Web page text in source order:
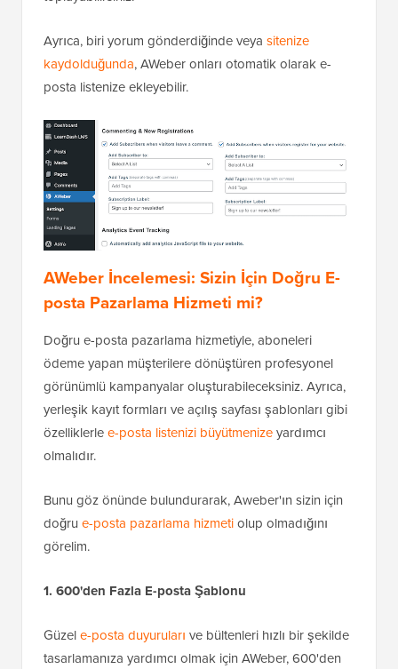
Ayrıca, biri yorum gönderdiğinde veya sitenize
kaydolduğunda, AWeber onları otomatik olarak e-
posta listenize ekleyebilir.
AWeber İncelemesi: Sizin İçin Doğru E-
posta Pazarlama Hizmeti mi?
Doğru e-posta pazarlama hizmetiyle, aboneleri
ödeme yapan müşterilere dönüştüren profesyonel
görünümlü kampanyalar oluşturabileceksiniz. Ayrıca,
yerleşik kayıt formları ve açılış sayfası şablonları gibi
özelliklerlee-posta listenizi büyütmenizeyardımcı
olmalıdır.
Bunu göz önünde bulundurarak, Aweber'ın sizin için
doğru e-posta pazarlama hizmetiolup olmadığını
görelim.
1. 600'den Fazla E-posta Şablonu
Güzele-posta duyuruları ve bültenleri hızlı bir şekilde
tasarlamanıza yardımcı olmak için AWeber, 600'den